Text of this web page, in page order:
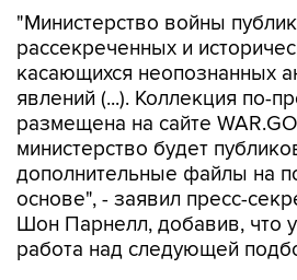
касающихся неопознанных
явлений (...). Коллекция по-
размещена на сайте
министерство будет
дополнительные файлы на
основе", - заявил пресс-
Шон Парнелл, добавив, что
работа над следующей
Как и в предыдущих